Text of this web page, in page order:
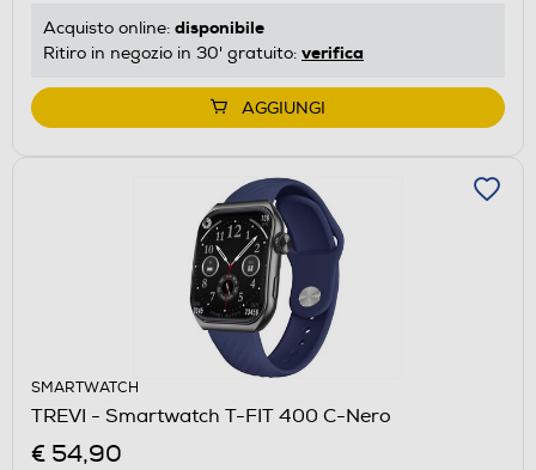
Acquisto online: disponibile
Ritiro in negozio in 30' gratuito: verifica
AGGIUNGI
SMARTWATCH
TREVI - Smartwatch T-FIT 400 C-Nero
€ 54,90